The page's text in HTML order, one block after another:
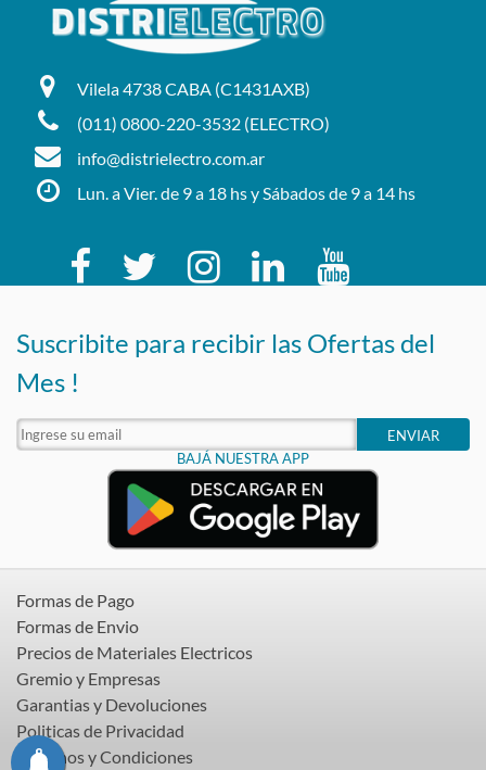
Vilela 4738 CABA (C1431AXB)
(011) 0800-220-3532 (ELECTRO)
info@distrielectro.com.ar
Lun. a Vier. de 9 a 18 hs y Sábados de 9 a 14 hs
Suscribite para recibir las Ofertas del
Mes !
ENVIAR
BAJÁ NUESTRA APP
Formas de Pago
Formas de Envio
Precios de Materiales Electricos
Gremio y Empresas
Garantias y Devoluciones
Politicas de Privacidad
Terminos y Condiciones